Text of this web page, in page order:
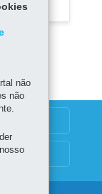
não
não